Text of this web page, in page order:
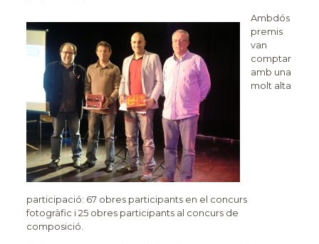
Ambdós
premis
van
comptar
amb una
molt alta
participació: 67 obres participants en el concurs
fotogràfic i 25 obres participants al concurs de
composició.